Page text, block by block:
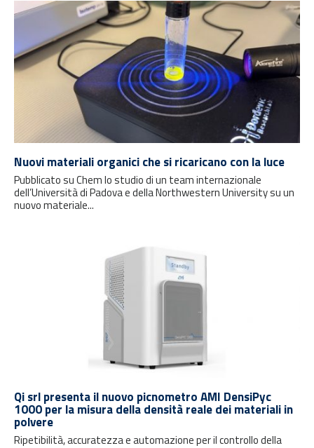
Nuovi materiali organici che si ricaricano con la luce
Pubblicato su Chem lo studio di un team internazionale
dell’Università di Padova e della Northwestern University su un
nuovo materiale...
Qi srl presenta il nuovo picnometro AMI DensiPyc
1000 per la misura della densità reale dei materiali in
polvere
Ripetibilità, accuratezza e automazione per il controllo della